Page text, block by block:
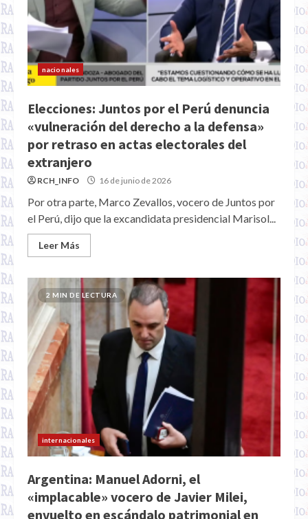
nacionales
Elecciones: Juntos por el Perú denuncia
«vulneración del derecho a la defensa»
por retraso en actas electorales del
extranjero
RCH_INFO 16 de junio de 2026
Por otra parte, Marco Zevallos, vocero de Juntos por
el Perú, dijo que la excandidata presidencial Marisol...
Leer Más
2 MIN DE LECTURA
internacionales
Argentina: Manuel Adorni, el
«implacable» vocero de Javier Milei,
envuelto en escándalo patrimonial en